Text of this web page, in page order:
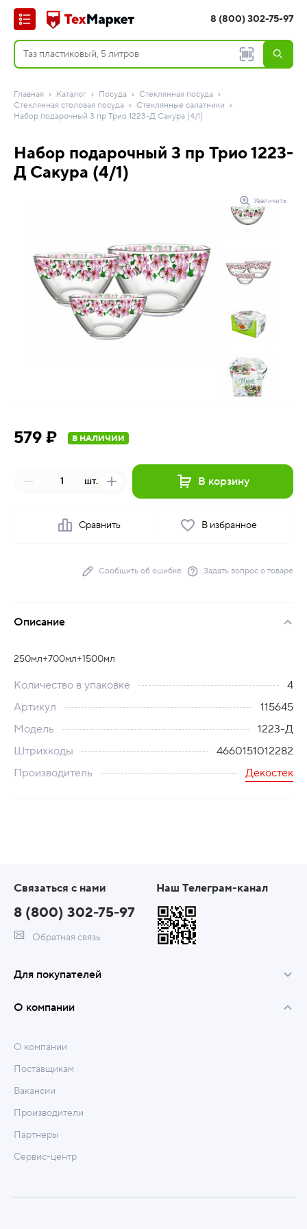
8 (800) 302-75-97
Главная Каталог Посуда
Стеклянная посуда
Стеклянная столовая посуда
Стеклянные салатники
Набор подарочный 3 пр Трио 1223-Д Сакура (4/1)
Набор подарочный 3 пр Трио 1223-
Д Сакура (4/1)
Увеличить
579 ₽ В НАЛИЧИИ
шт. В корзину
Сравнить В избранное
Сообщить об ошибке Задать вопрос о товаре
Описание
250мл+700мл+1500мл
Количество в упаковке
4
Артикул
115645
Модель
1223-Д
Штрихкоды
4660151012282
Производитель
Декостек
Связаться с нами
8 (800) 302-75-97
Обратная связь
Наш Телеграм-канал
Для покупателей
О компании
О компании
Поставщикам
Вакансии
Производители
Партнеры
Сервис-центр